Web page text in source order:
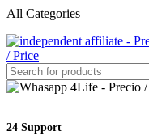
All Categories
24 Support